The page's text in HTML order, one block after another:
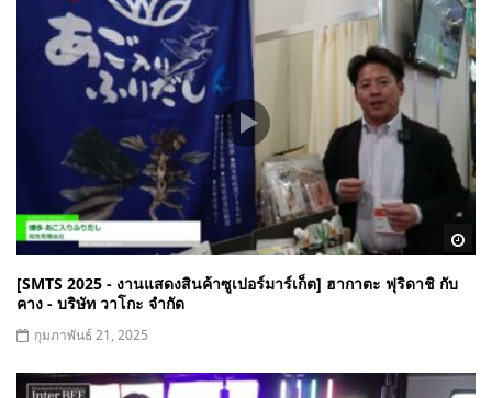
[SMTS 2025 - งานแสดงสินค้าซูเปอร์มาร์เก็ต] ฮากาตะ ฟุริดาชิ กับ
คาง - บริษัท วาโกะ จำกัด
กุมภาพันธ์ 21, 2025